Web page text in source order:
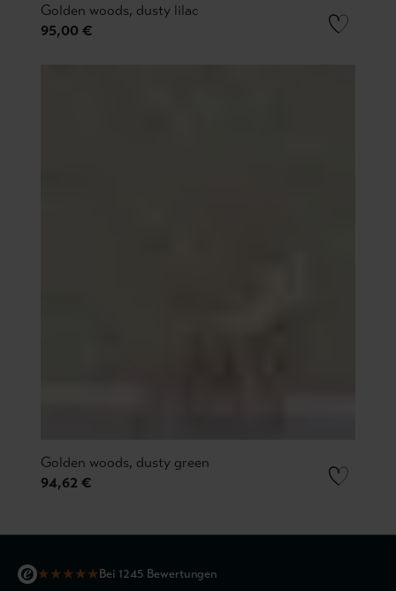
Golden woods, dusty lilac
95,00 €
Golden woods, dusty green
94,62 €
★★★★★Bei 1245 Bewertungen